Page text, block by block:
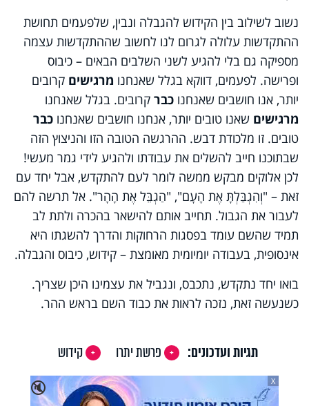
נשוב לשילוב בין הקידוש להגבלה ונבין, שלפעמים תחושת
ההתקדשות עלולה לגרום לנו לחשוב שההתקדשות עצמה
מספיקה גם בלי להגיע לשני השלבים הבאים – כיבוס
ופרישה. לפעמים, דווקא בגלל שאנחנו מרגישים קרובים
יותר, אנו חושבים שאנחנו כבר קרובים. בגלל שאנחנו
מרגישים שאנו טובים יותר, אנחנו חושבים שאנחנו כבר
טובים. זו מלכודת דבש. ההרגשה הטובה הזו והניצוץ הזה
שבתוכנו חייב להשלים את עבודתו ולהגיע לידי גמר מעשי!
לכן אלוקים מבקש ממשה לומר לעם להתקדש, אבל יחד עם
זאת – "וְהִגְבַּלְתָּ אֶת הָעָם", "הַגְבֵּל אֶת הָהָר". אל תרשה להם
לעבור את הגבול. תחייב אותם להישאר בהכרה ולתת לב
תמיד שהשם עומד בפסגות הרחוקות והדרך להשגתו היא
אינסופית, בעבודה יומיומית מאומצת – קידוש, כיבוס והגבלה.
בואו יחד נתקדש, נתכבס, ונגביל את עצמינו היכן שצריך.
כשנעשה זאת, נזכה לראות את כבוד השם בראש ההר.
תגיות ועדכונים: פרשת יתרו
קידוש
🔇
X